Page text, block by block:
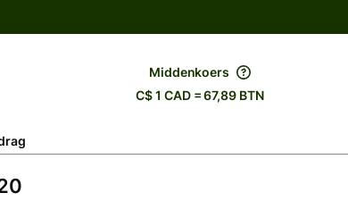
Middenkoers
C$ 1 CAD = 67,89 BTN